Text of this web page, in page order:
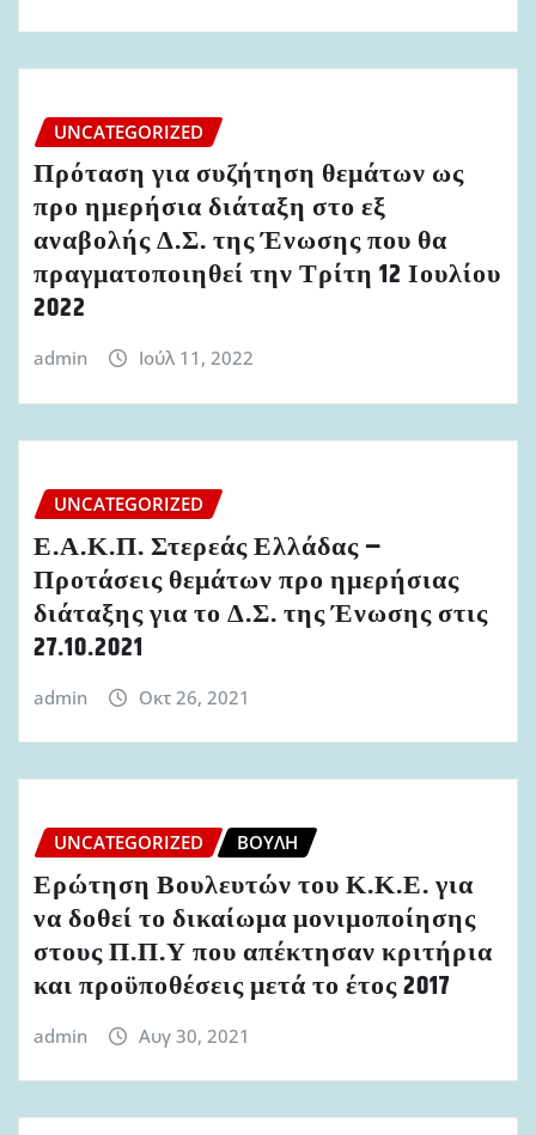
UNCATEGORIZED
Πρόταση για συζήτηση θεμάτων ως
προ ημερήσια διάταξη στο εξ
αναβολής Δ.Σ. της Ένωσης που θα
πραγματοποιηθεί την Τρίτη 12 Ιουλίου
2022
admin Ιούλ 11, 2022
UNCATEGORIZED
Ε.Α.Κ.Π. Στερεάς Ελλάδας –
Προτάσεις θεμάτων προ ημερήσιας
διάταξης για το Δ.Σ. της Ένωσης στις
27.10.2021
admin Οκτ 26, 2021
UNCATEGORIZED ΒΟΥΛΉ
Ερώτηση Βουλευτών του Κ.Κ.Ε. για
να δοθεί το δικαίωμα μονιμοποίησης
στους Π.Π.Υ που απέκτησαν κριτήρια
και προϋποθέσεις μετά το έτος 2017
admin Αυγ 30, 2021